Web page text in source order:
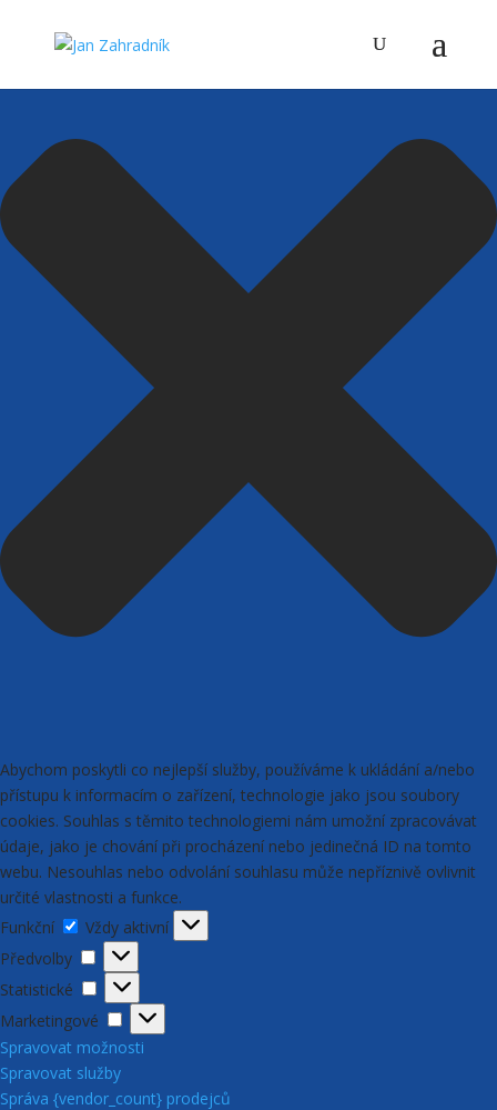
Abychom poskytli co nejlepší služby, používáme k ukládání a/nebo
přístupu k informacím o zařízení, technologie jako jsou soubory
cookies. Souhlas s těmito technologiemi nám umožní zpracovávat
údaje, jako je chování při procházení nebo jedinečná ID na tomto
webu. Nesouhlas nebo odvolání souhlasu může nepříznivě ovlivnit
určité vlastnosti a funkce.
Funkční
Funkční
Vždy aktivní
Předvolby
Předvolby
Statistické
Statistické
Marketingové
Marketingové
Spravovat možnosti
Spravovat služby
Správa {vendor_count} prodejců